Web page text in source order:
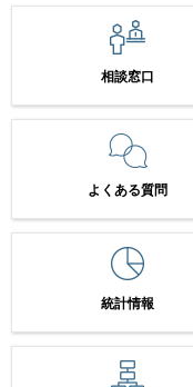
相談窓口
よくある質問
統計情報